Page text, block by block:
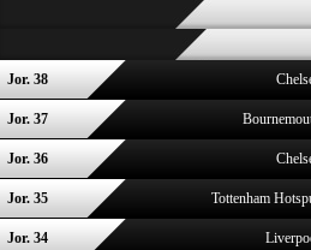
Jor. 38
Jor. 37
Jor. 36
Jor. 35 Tottenham
Jor. 34